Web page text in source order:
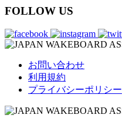
FOLLOW US
お問い合わせ
利用規約
プライバシーポリシー